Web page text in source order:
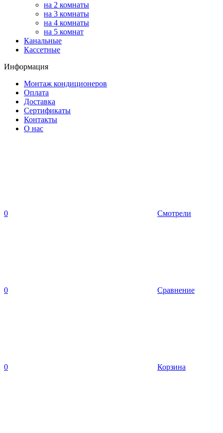
на 2 комнаты
на 3 комнаты
на 4 комнаты
на 5 комнат
Канальные
Кассетные
Информация
Монтаж кондиционеров
Оплата
Доставка
Сертификаты
Контакты
О нас
0 Смотрели
0 Сравнение
0 Корзина